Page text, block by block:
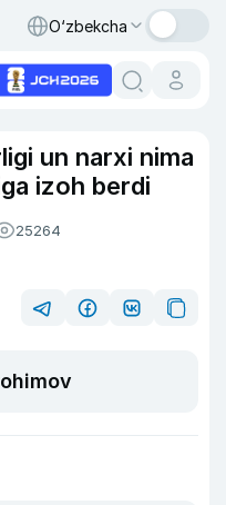
O‘zbekcha
un narxi nima
izoh berdi
25264